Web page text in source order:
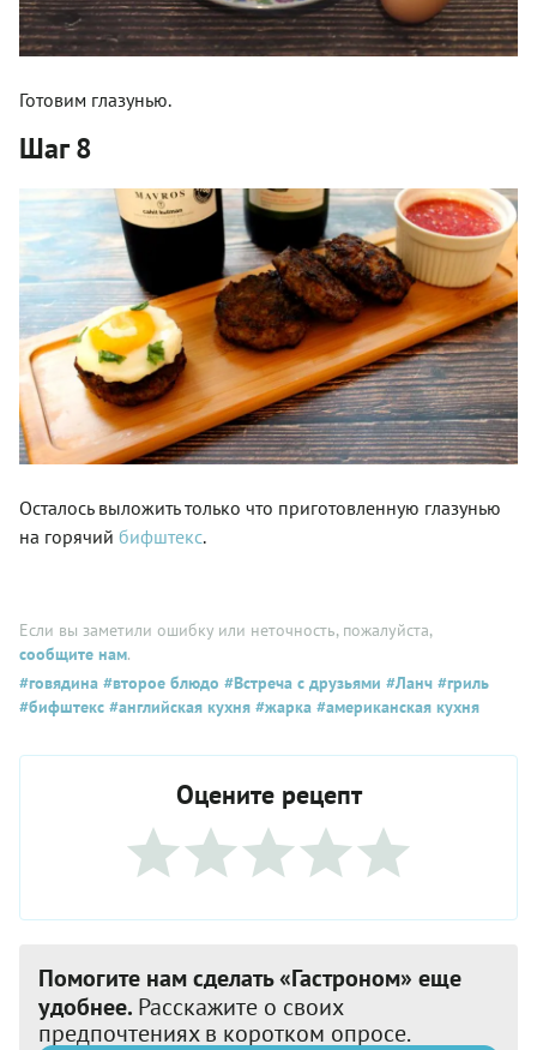
Готовим глазунью.
Шаг 8
Осталось выложить только что приготовленную глазунью
на горячий бифштекс.
Если вы заметили ошибку или неточность, пожалуйста,
сообщите нам.
#говядина #второе блюдо #Встреча с друзьями #Ланч #гриль
#бифштекс #английская кухня #жарка #американская кухня
Оцените рецепт
Помогите нам сделать «Гастроном» еще
удобнее. Расскажите о своих
предпочтениях в коротком опросе.